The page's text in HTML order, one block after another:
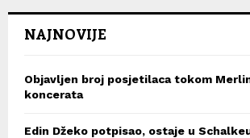
NAJNOVIJE
Objavljen broj posjetilaca tokom
koncerata
Edin Džeko potpisao, ostaje u